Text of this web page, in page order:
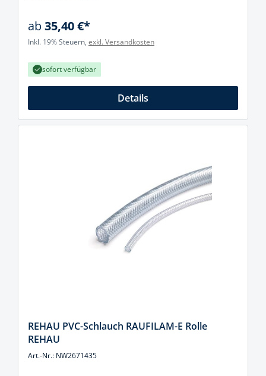
ab35,40 €*
Inkl. 19% Steuern, exkl. Versandkosten
sofort verfügbar
Details
REHAU PVC-Schlauch RAUFILAM-E Rolle
REHAU
Art.-Nr.: NW2671435